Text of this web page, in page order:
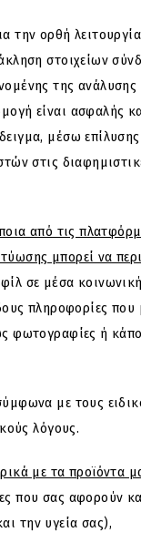
την ορθή
στοιχείων
της
είναι ασφαλής
μέσω
στις
από τις
μπορεί να
σε μέσα
πληροφορίες
ή
με τους
λόγους.
με τα προϊόντα
που σας αφορούν
την υγεία σας),